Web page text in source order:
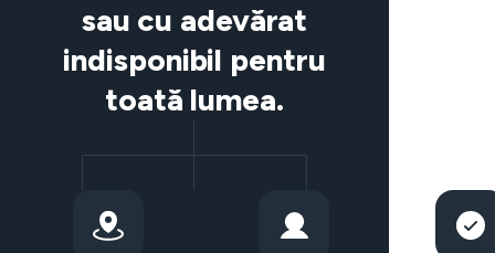
sau cu adevărat
indisponibil pentru
toată lumea.